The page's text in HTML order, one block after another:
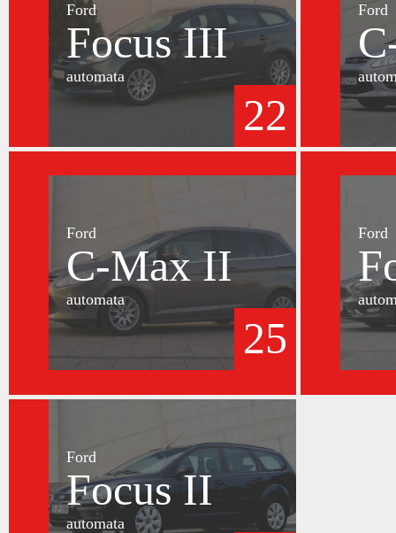
Ford
Focus III
automata
22
Ford
Ford
C-Max II
automata
25
Ford
Ford
Focus II
automata